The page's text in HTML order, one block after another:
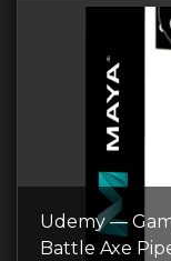
Udemy —
Battle Axe